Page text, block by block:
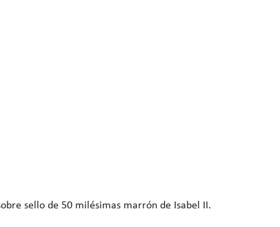
sello de 50 milésimas marrón de Isabel II.